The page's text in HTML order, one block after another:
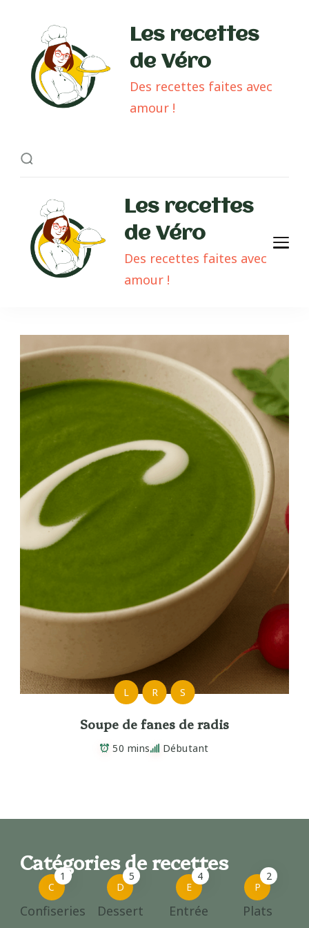
Les recettes
de Véro
Des recettes faites avec
amour !
Les recettes
de Véro
Des recettes faites avec
amour !
L R S
Soupe de fanes de radis
50 mins Débutant
Catégories de recettes
C
1
Confiseries
D
5
Dessert
E
4
Entrée
P
2
Plats